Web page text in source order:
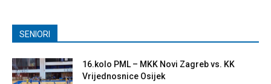
SENIORI
16.kolo PML – MKK Novi Zagreb vs. KK
Vrijednosnice Osijek